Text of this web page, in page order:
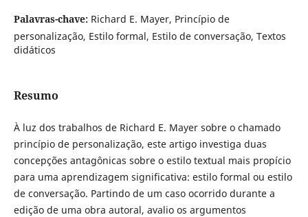
Palavras-chave: Richard E. Mayer, Princípio de
personalização, Estilo formal, Estilo de conversação, Textos
didáticos
Resumo
À luz dos trabalhos de Richard E. Mayer sobre o chamado
princípio de personalização, este artigo investiga duas
concepções antagônicas sobre o estilo textual mais propício
para uma aprendizagem significativa: estilo formal ou estilo
de conversação. Partindo de um caso ocorrido durante a
edição de uma obra autoral, avalio os argumentos